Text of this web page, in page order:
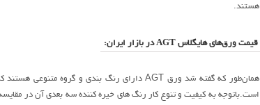
هستند.
قیمت ورق‌های هایگلاس AGT در بازار ایران:
است.باتوجه به کیفیت و تنوع کار رنگ های خیره کننده سه بعدی آن در